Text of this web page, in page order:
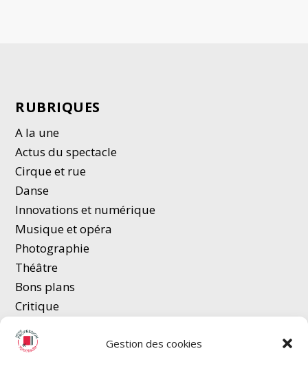
Gestion des cookies
RUBRIQUES
A la une
Actus du spectacle
Cirque et rue
Danse
Innovations et numérique
Musique et opéra
Photographie
Théâtre
Bons plans
Critique
GROUPE PROFESSION SPECTACLE